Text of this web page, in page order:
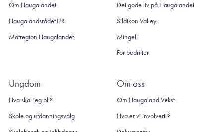
Om Haugalandet
Haugalandsrådet IPR
Matregion Haugalandet
Det gode liv på Haugalandet
Sildikon Valley
Mingel
For bedrifter
Ungdom
Hva skal jeg bli?
Skole og utdanningsvalg
Om oss
Om Haugaland Vekst
Hva er vi involvert i?